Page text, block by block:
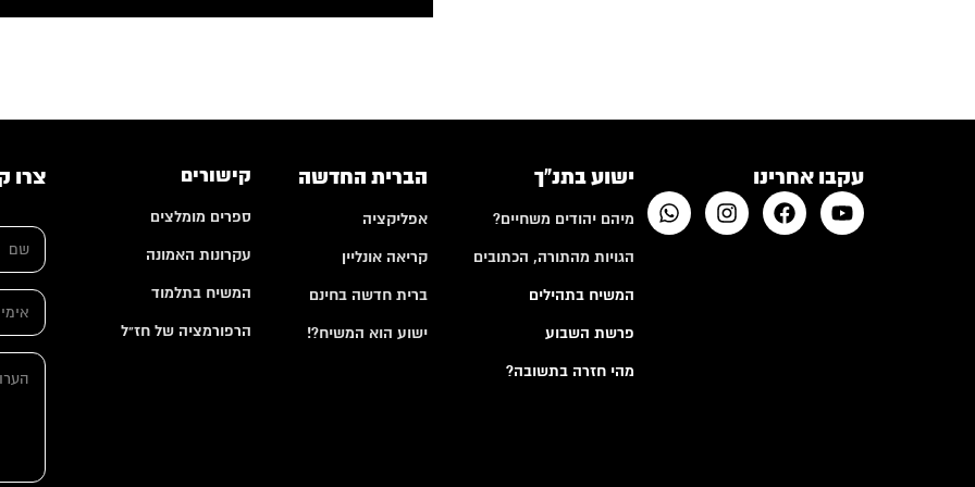
עקבו אחרינו ישוע בתנ"ך
מיהם יהודים משחיים?
הגויות מהתורה, הכתובים
המשיח בתהילים
פרשת השבוע
מהי חזרה בתשובה?
הברית החדשה
אפליקציה
קריאה אונליין
ברית חדשה בחינם
ישוע הוא המשיח?!
קישורים
ספרים מומלצים
עקרונות האמונה
המשיח בתלמוד
הרפורמציה של חז"ל
צרו
ש
*
*
ע
ר
א
מ
י
י
ה